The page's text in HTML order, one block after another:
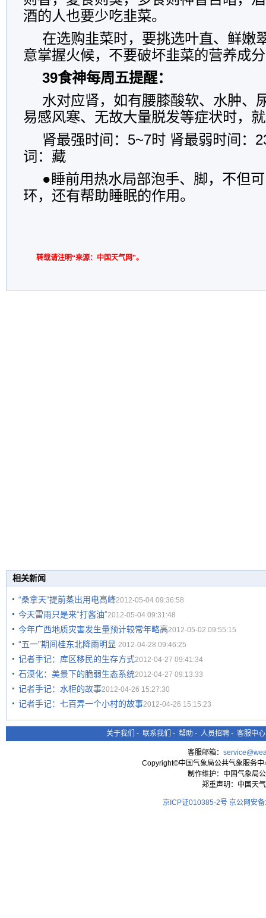
酒的人也要少吃韭菜。
在选购韭菜时，要挑选叶直、鲜嫩
意掌握火候，不要破坏韭菜的营养成
39食神每周五提醒：
水对应肾，如有腰膝酸软、水肿、
易感风寒、无故大量脱发等症状时，
肾最强时间：5~7时 肾最弱时间：
词：藏
●睡前用热水局部泡手、脚，不但
环，还有帮助睡眠的作用。
转载请注明“来源：中国天气网”。
相关新闻
“桑拿天”提前蒸出用电高峰2012-05-04 09:36:58
今天雷雨只是来“打酱油”2012-05-04 09:31:48
今年广西地质灾害发生量预计较常年略高2012-05-02 09:55:15
“五一”期间桂东北降雨明显 2012-04-28 09:46:25
记者手记：库区移民的生存方式2012-04-27 09:41:34
石漠化：美景下的脆弱生态系统2012-04-27 09:13:33
记者手记：水柜的故事2012-04-26 15:27:30
记者手记：七百弄一个小村的故事2012-04-26 15:15:23
关于我们 - 联系我们 - 帮助 - 人员招聘 - 客服中心
客服邮箱：
Copyright©中国气象局公共气象服务
制作维护：中国气象局
郑重声明：中国天
京ICP证010385-2号 京公网安